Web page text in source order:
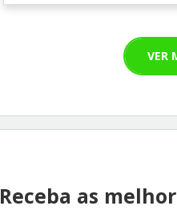
VER
Receba as